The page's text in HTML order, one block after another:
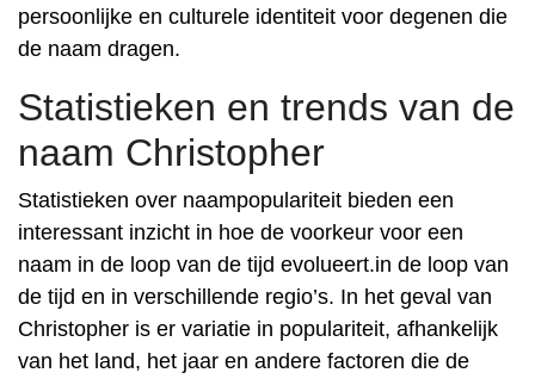
persoonlijke en culturele identiteit voor degenen die
de naam dragen.
Statistieken en trends van de
naam Christopher
Statistieken over naampopulariteit bieden een
interessant inzicht in hoe de voorkeur voor een
naam in de loop van de tijd evolueert.in de loop van
de tijd en in verschillende regio’s. In het geval van
Christopher is er variatie in populariteit, afhankelijk
van het land, het jaar en andere factoren die de